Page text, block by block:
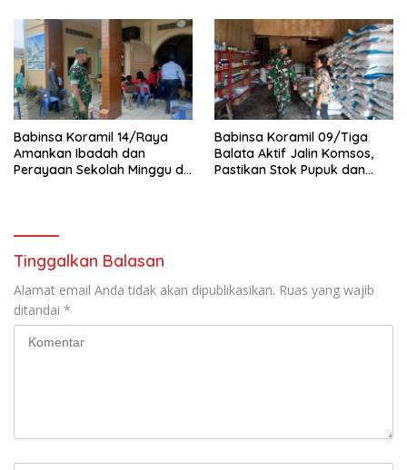
Babinsa Koramil 14/Raya
Amankan Ibadah dan
Perayaan Sekolah Minggu di
Babinsa Koramil 09/Tiga
Balata Aktif Jalin Komsos,
Pastikan Stok Pupuk dan
Tinggalkan Balasan
Alamat email Anda tidak akan dipublikasikan. Ruas yang wajib
ditandai *